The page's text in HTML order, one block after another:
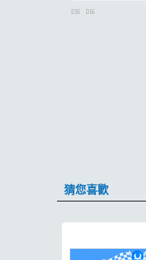
D16 D16
猜您喜歡